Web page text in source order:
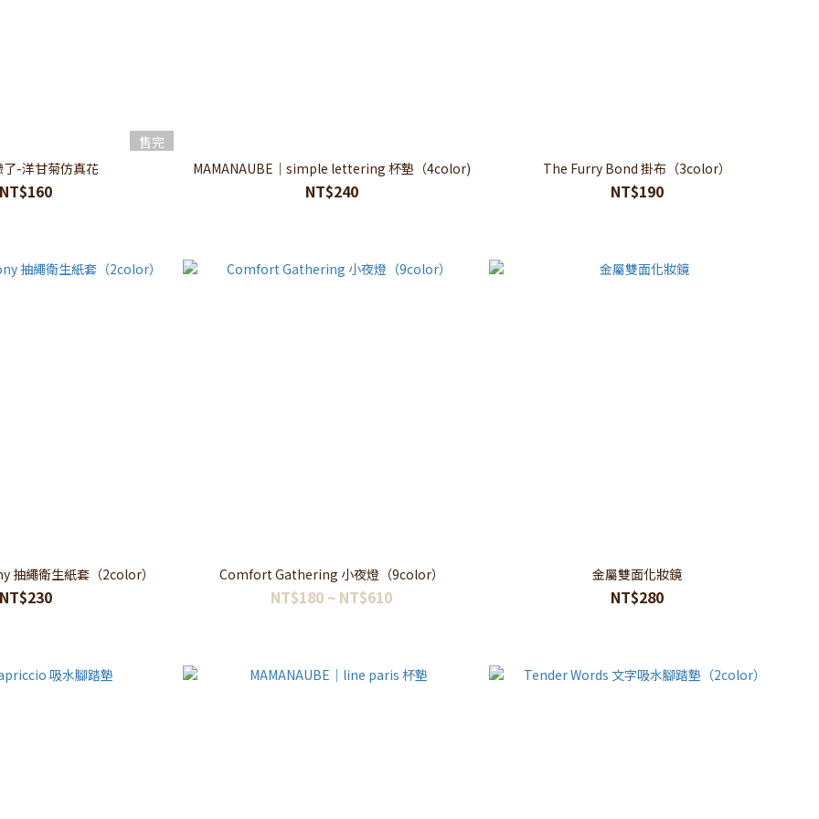
售完
-洋甘菊仿真花
MAMANAUBE｜simple lettering 杯墊（4color)
NT$240
The Furry Bond 掛布（3color）
NT$190
抽繩衛生紙套（2color） Comfort Gathering 小夜燈（9color）
NT$180 ~ NT$610
金屬雙面化妝鏡
NT$280